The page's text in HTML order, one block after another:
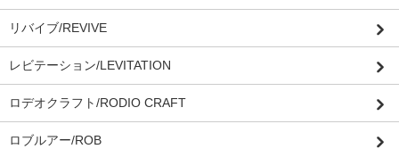
リバイブ/REVIVE
レビテーション/LEVITATION
ロデオクラフト/RODIO CRAFT
ロブルアー/ROB